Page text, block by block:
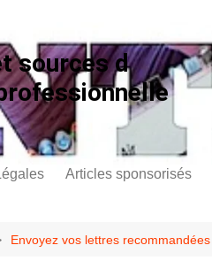
sources d
Articles sponsorisés
Envoyez vos lettres